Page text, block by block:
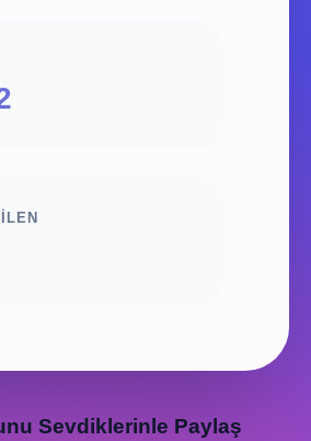
Sevdiklerinle Paylaş